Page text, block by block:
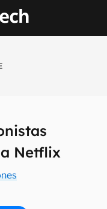
Netflix
em primeira